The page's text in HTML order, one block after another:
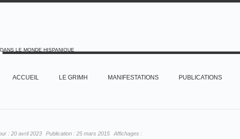
LE MONDE HISPANIQUE
ACCUEIL LE GRIMH MANIFESTATIONS PUBLICATIONS
: 20 avril 2023 Publication : 25 mars 2015
Affichages :